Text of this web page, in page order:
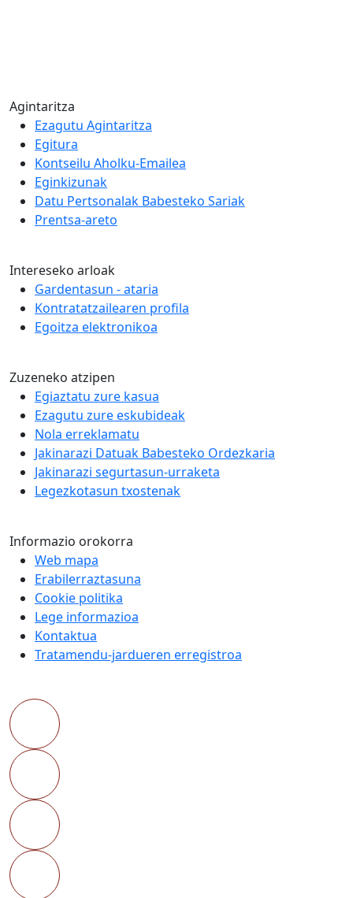
Agintaritza
Ezagutu Agintaritza
Egitura
Kontseilu Aholku-Emailea
Eginkizunak
Datu Pertsonalak Babesteko Sariak
Prentsa-areto
Intereseko arloak
Gardentasun - ataria
Kontratatzailearen profila
Egoitza elektronikoa
Zuzeneko atzipen
Egiaztatu zure kasua
Ezagutu zure eskubideak
Nola erreklamatu
Jakinarazi Datuak Babesteko Ordezkaria
Jakinarazi segurtasun-urraketa
Legezkotasun txostenak
Informazio orokorra
Web mapa
Erabilerraztasuna
Cookie politika
Lege informazioa
Kontaktua
Tratamendu-jardueren erregistroa